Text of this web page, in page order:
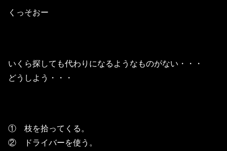
くっそおー
いくら探しても代わりになるようなものがない・・・
どうしよう・・・
① 枝を拾ってくる。
② ドライバーを使う。